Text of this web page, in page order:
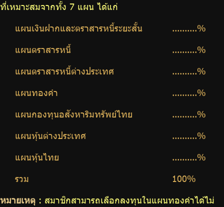
ที่เหมาะสมจากทั้ง 7 แผน ได้แก่
แผนเงินฝากและตราสารหนี้ระยะสั้น
แผนตราสารหนี้
แผนตราสารหนี้ต่างประเทศ
แผนทองคำ
แผนกองทุนอสังหาริมทรัพย์ไทย
แผนหุ้นต่างประเทศ
แผนหุ้นไทย
รวม
..........%
..........%
..........%
..........%
..........%
..........%
..........%
100%
หมายเหตุ : สมาชิกสามารถเลือกลงทุนในแผนทองคำได้ไม่